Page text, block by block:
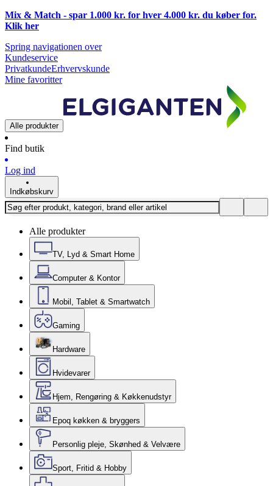
Mix & Match - spar 1.000 kr. for hver 4.000 kr. du køber for.
Klik her
Spring navigationen over
Kundeservice
PrivatkundeErhvervskunde
Mine favoritter
Alle produkter
Find butik
Log ind
Indkøbskurv
Alle produkter
TV, Lyd & Smart Home
Computer & Kontor
Mobil, Tablet & Smartwatch
Gaming
Hardware
Hvidevarer
Hjem, Rengøring & Køkkenudstyr
Epoq køkken & bryggers
Personlig pleje, Skønhed & Velvære
Sport, Fritid & Hobby